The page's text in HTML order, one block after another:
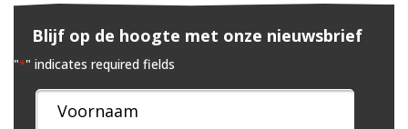
Blijf op de hoogte met onze nieuwsbrief
"*" indicates required fields
Naam